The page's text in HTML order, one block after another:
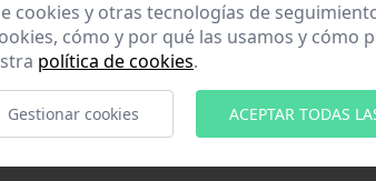
que representen más de un
socios en el momento de la
al 50%.
cookies y otras tecnologías de
cómo y por qué las usamos y cómo
política de cookies.
Gestionar cookies ACEPTAR TODAS